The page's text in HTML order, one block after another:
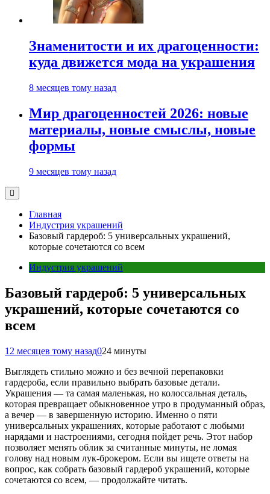
Знаменитости и их драгоценности:
куда движется мода на украшения
8 месяцев тому назад
Мир драгоценностей 2026: новые
материалы, новые смыслы, новые
формы
9 месяцев тому назад
Главная
Индустрия украшений
Базовый гардероб: 5 универсальных украшений,
которые сочетаются со всем
Индустрия украшений
Базовый гардероб: 5 универсальных
украшений, которые сочетаются со
всем
12 месяцев тому назад024 минуты
Выглядеть стильно можно и без вечной перепаковки
гардероба, если правильно выбрать базовые детали.
Украшения — та самая маленькая, но колоссальная деталь,
которая превращает обыкновенное утро в продуманный образ,
а вечер — в завершенную историю. Именно о пяти
универсальных украшениях, которые работают с любыми
нарядами и настроениями, сегодня пойдет речь. Этот набор
позволяет менять облик за считанные минуты, не ломая
голову над новым лук-брокером. Если вы ищете ответы на
вопрос, как собрать базовый гардероб украшений, которые
сочетаются со всем, — продолжайте читать.